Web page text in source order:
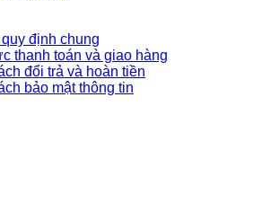
định chung
thanh toán và giao hàng
đổi trả và hoàn tiền
bảo mật thông tin